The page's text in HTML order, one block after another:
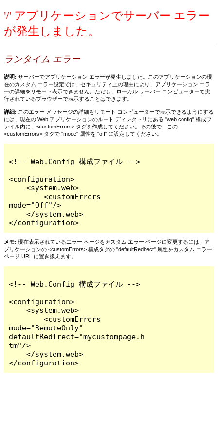
'/' アプリケーションでサーバー エラー
が発生しました。
ランタイム エラー
説明: サーバーでアプリケーション エラーが発生しました。このアプリケーションの現
在のカスタム エラー設定では、セキュリティ上の理由により、アプリケーション エラ
ーの詳細をリモート表示できません。ただし、ローカル サーバー コンピューターで実
行されているブラウザーで表示することはできます。
詳細: このエラー メッセージの詳細をリモート コンピューターで表示できるようにする
には、現在の Web アプリケーションのルート ディレクトリにある "web.config" 構成フ
ァイル内に、<customErrors> タグを作成してください。その後で、この
<customErrors> タグで "mode" 属性を "off" に設定してください。
<!-- Web.Config 構成ファイル -->
<configuration>
    <system.web>
        <customErrors
mode="Off"/>
    </system.web>
</configuration>
メモ: 現在表示されているエラー ページをカスタム エラー ページに変更するには、ア
プリケーションの <customErrors> 構成タグの "defaultRedirect" 属性をカスタム エラー
ページ URL に置き換えます。
<!-- Web.Config 構成ファイル -->
<configuration>
    <system.web>
        <customErrors
mode="RemoteOnly"
defaultRedirect="mycustompage.h
tm"/>
    </system.web>
</configuration>